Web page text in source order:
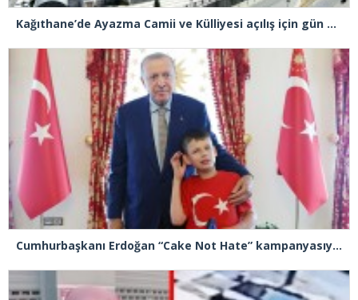
Kağıthane’de Ayazma Camii ve Külliyesi açılış için gün sayıyor
Cumhurbaşkanı Erdoğan “Cake Not Hate” kampanyasıyla tanınan Joshua Harris’i kabul etti